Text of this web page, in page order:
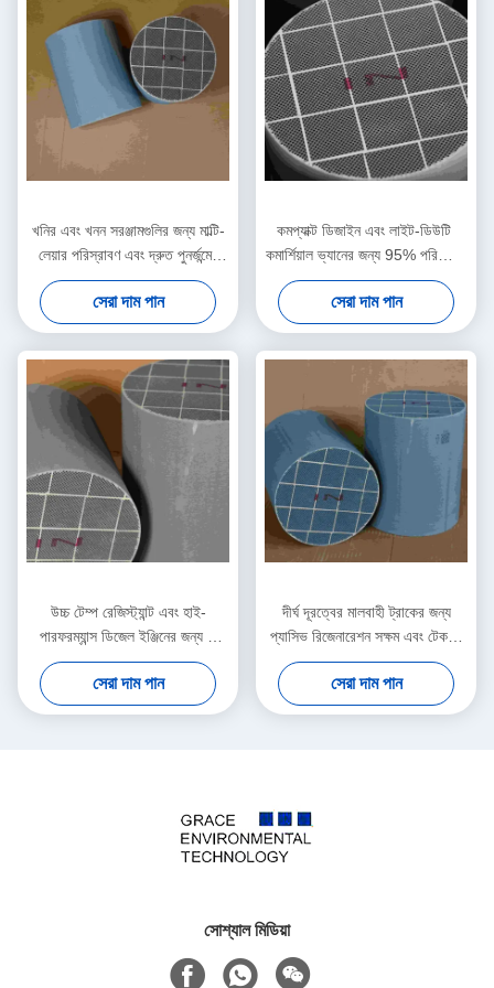
খনির এবং খনন সরঞ্জামগুলির জন্য মাল্টি-
লেয়ার পরিস্রাবণ এবং দ্রুত পুনর্জন্মের
ডিপিএফ
সেরা দাম পান
কমপ্যাক্ট ডিজাইন এবং লাইট-ডিউটি ​​
কমার্শিয়াল ভ্যানের জন্য 95% পরিশোধন
হার ডিপিএফ
সেরা দাম পান
উচ্চ টেম্প রেজিস্ট্যান্ট এবং হাই-
পারফরম্যান্স ডিজেল ইঞ্জিনের জন্য 2
kPa লো ড্রপ DPF
সেরা দাম পান
দীর্ঘ দূরত্বের মালবাহী ট্রাকের জন্য
প্যাসিভ রিজেনারেশন সক্ষম এবং টেকসই
ডিপিএফ
সেরা দাম পান
সোশ্যাল মিডিয়া